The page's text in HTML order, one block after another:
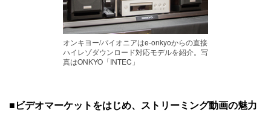
オンキヨー/パイオニアはe-onkyoからの直接
ハイレゾダウンロード対応モデルを紹介。写
真はONKYO「INTEC」
■ビデオマーケットをはじめ、ストリーミング動画の魅力